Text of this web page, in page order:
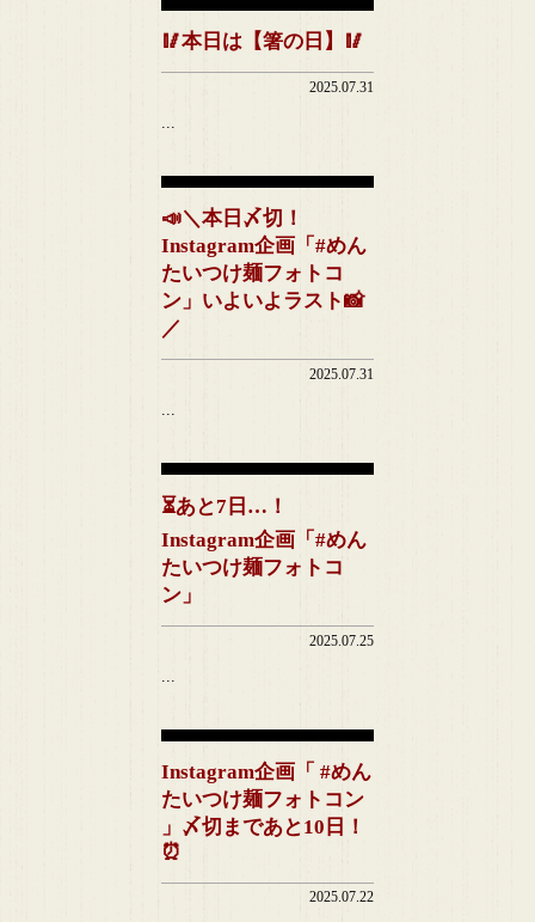
🥢本日は【箸の日】🥢
2025.07.31
📣＼本日〆切！
Instagram企画「#めん
たいつけ麺フォトコ
ン」いよいよラスト📸
／
2025.07.31
...
⏳あと7日…！
Instagram企画「#めん
たいつけ麺フォトコ
ン」
2025.07.25
...
Instagram企画「 #めん
たいつけ麺フォトコン
」〆切まであと10日！
⏰
2025.07.22